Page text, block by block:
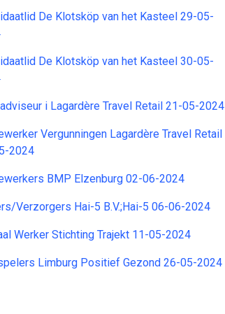
De Klotsköp van het Kasteel 29-05-
De Klotsköp van het Kasteel 30-05-
i Lagardère Travel Retail 21-05-2024
Vergunningen Lagardère Travel Retail
2024
BMP Elzenburg 02-06-2024
Verzorgers Hai-5 B.V.;Hai-5 06-06-2024
Werker Stichting Trajekt 11-05-2024
Limburg Positief Gezond 26-05-2024